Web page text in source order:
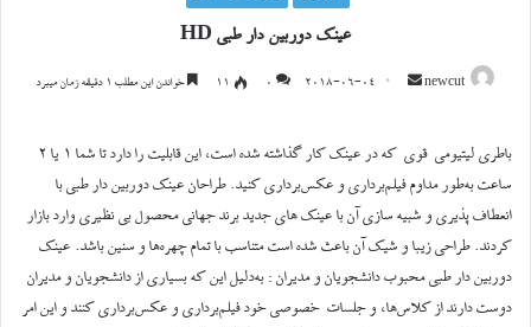
عینک دوربین دار طبی HD
newcut
ارسال
2018-06-04
0 ۱۱ خواندن این مطلب 1 دقیقه زمان میبرد
باطری لیتیومی قوی که در عینک کار گذاشته شده است، این قابلیت را دارد تا شما ۱ یا ۲
ساعت به‌طور مداوم فیلم‌برداری و عکس‌برداری کنید. طراحان عینک دوربین دار طبی با
انعطاف پذیری و شبیه سازی آن با عینک های جدید برند جهانی محصول بی نظیری وارد بازار
کردند. طراحی زیبا و شیک آن باعث شده است متناسب با تمام چهره‌ها و سنین باشد. عینک
دوربین دار طبی محبوب دانشجویان و مدیران : به‌دلیل این که بسیاری از دانشجویان و مدیران
دوست دارند از کلاس‌ها، و جلسات خصوصی خود فیلم‌برداری و عکس‌برداری کنند و این امر